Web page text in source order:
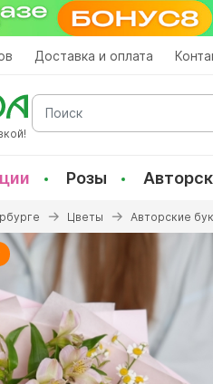
Доставка и оплата
Поиск
Розы
Цветы Авторские